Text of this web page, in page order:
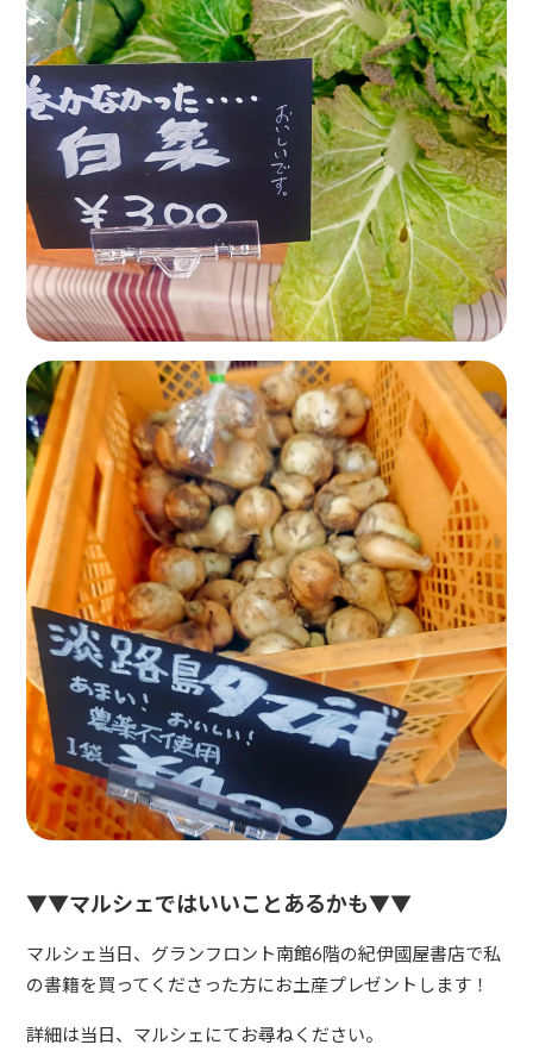
▼▼マルシェではいいことあるかも▼▼
マルシェ当日、グランフロント南館6階の紀伊國屋書店で私
の書籍を買ってくださった方にお土産プレゼントします！
詳細は当日、マルシェにてお尋ねください。